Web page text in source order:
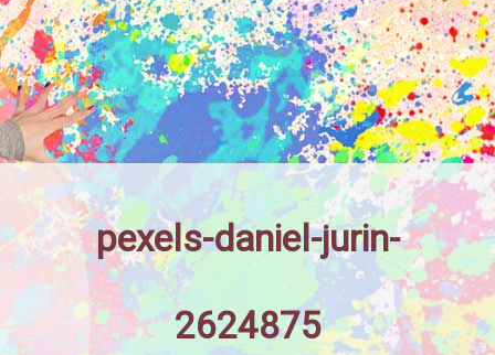
pexels-daniel-jurin-
2624875